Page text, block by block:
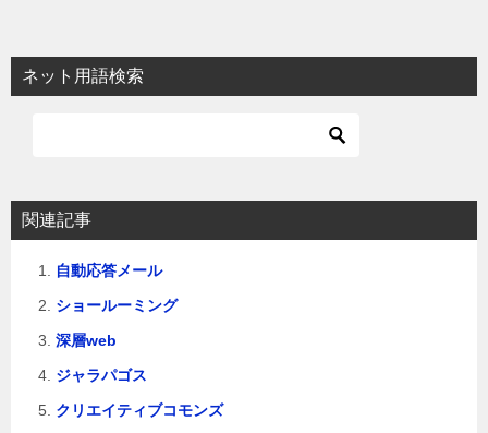
ネット用語検索
関連記事
自動応答メール
ショールーミング
深層web
ジャラパゴス
クリエイティブコモンズ